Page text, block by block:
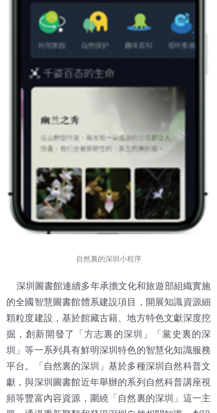
自然裏的深圳小程序
深圳圖書館連續多年承擔文化和旅遊部組織實施
的全國智慧圖書館體系建設項目，開展知識資源細
顆粒度建設，基於館藏古籍、地方特色文獻深度挖
掘，創新開發了「方志裏的深圳」「黨史裏的深
圳」等一系列具有鮮明深圳特色的智慧化知識服務
平台。「自然裏的深圳」基於多種深圳自然科普文
獻，與深圳圖書館近年舉辦的系列自然科普講座視
頻等豐富內容資源，圍繞「自然裏的深圳」這一主